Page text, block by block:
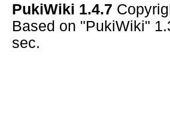
PukiWiki 1.4.7
Based on "PukiWiki"
sec.